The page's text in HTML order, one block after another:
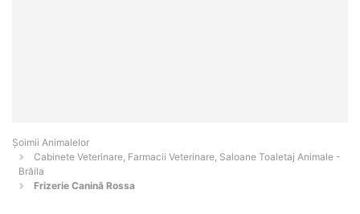
Şoimii Animalelor
Cabinete Veterinare, Farmacii Veterinare, Saloane Toaletaj Animale -
Brăila
Frizerie Canină Rossa